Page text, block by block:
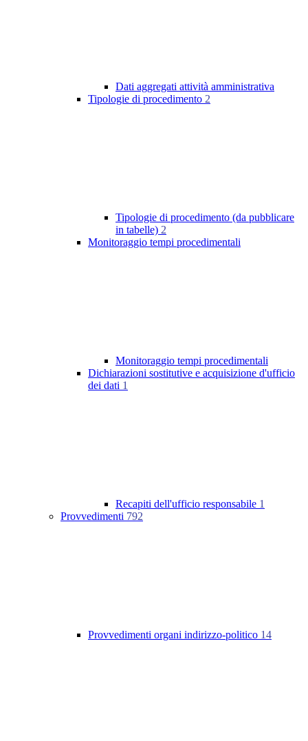
Dati aggregati attività amministrativa
Tipologie di procedimento 2
Tipologie di procedimento (da pubblicare
in tabelle) 2
Monitoraggio tempi procedimentali
Monitoraggio tempi procedimentali
Dichiarazioni sostitutive e acquisizione d'ufficio
dei dati 1
Recapiti dell'ufficio responsabile 1
Provvedimenti 792
Provvedimenti organi indirizzo-politico 14